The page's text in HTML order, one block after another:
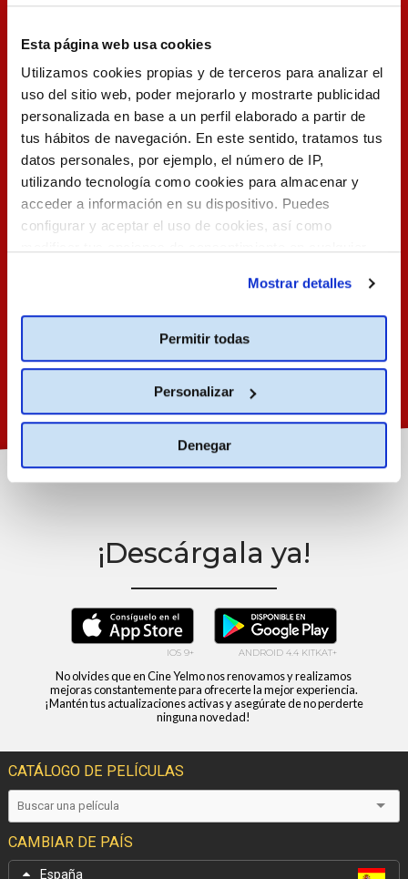
Esta página web usa cookies
Utilizamos cookies propias y de terceros para analizar el
uso del sitio web, poder mejorarlo y mostrarte publicidad
personalizada en base a un perfil elaborado a partir de
tus hábitos de navegación. En este sentido, tratamos tus
datos personales, por ejemplo, el número de IP,
utilizando tecnología como cookies para almacenar y
acceder a información en su dispositivo. Puedes
configurar y aceptar el uso de cookies, así como
Mostrar detalles
Permitir todas
Personalizar
Denegar
Entradas
Compra o reserva
¡SIN HACER
¡Descárgala ya!
No olvides que en Cine Yelmo nos renovamos y realizamos
mejoras constantemente para ofrecerte la mejor experiencia.
¡Mantén tus actualizaciones activas y asegúrate de no perderte
ninguna novedad!
CATÁLOGO DE PELÍCULAS
CAMBIAR DE PAÍS
España